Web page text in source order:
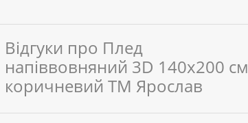
Відгуки про Плед
напіввовняний 3D 140х200 см
коричневий ТМ Ярослав